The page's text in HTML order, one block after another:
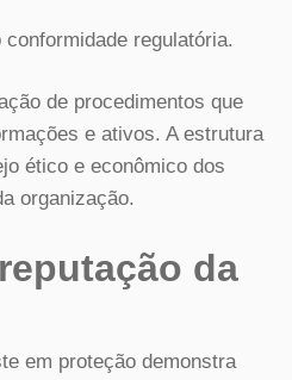
regulatória.
de procedimentos que
e ativos. A estrutura
ético e econômico dos
organização.
da
em proteção demonstra